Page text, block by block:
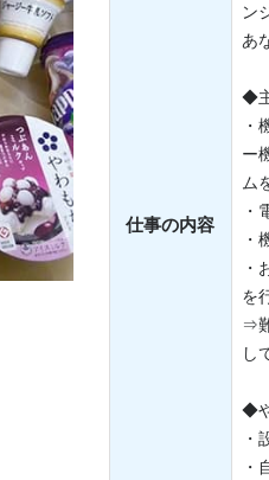
仕事の内容
ン
あ
◆
・
ー
ム
・
・
・
を
⇒
し
◆
・
・